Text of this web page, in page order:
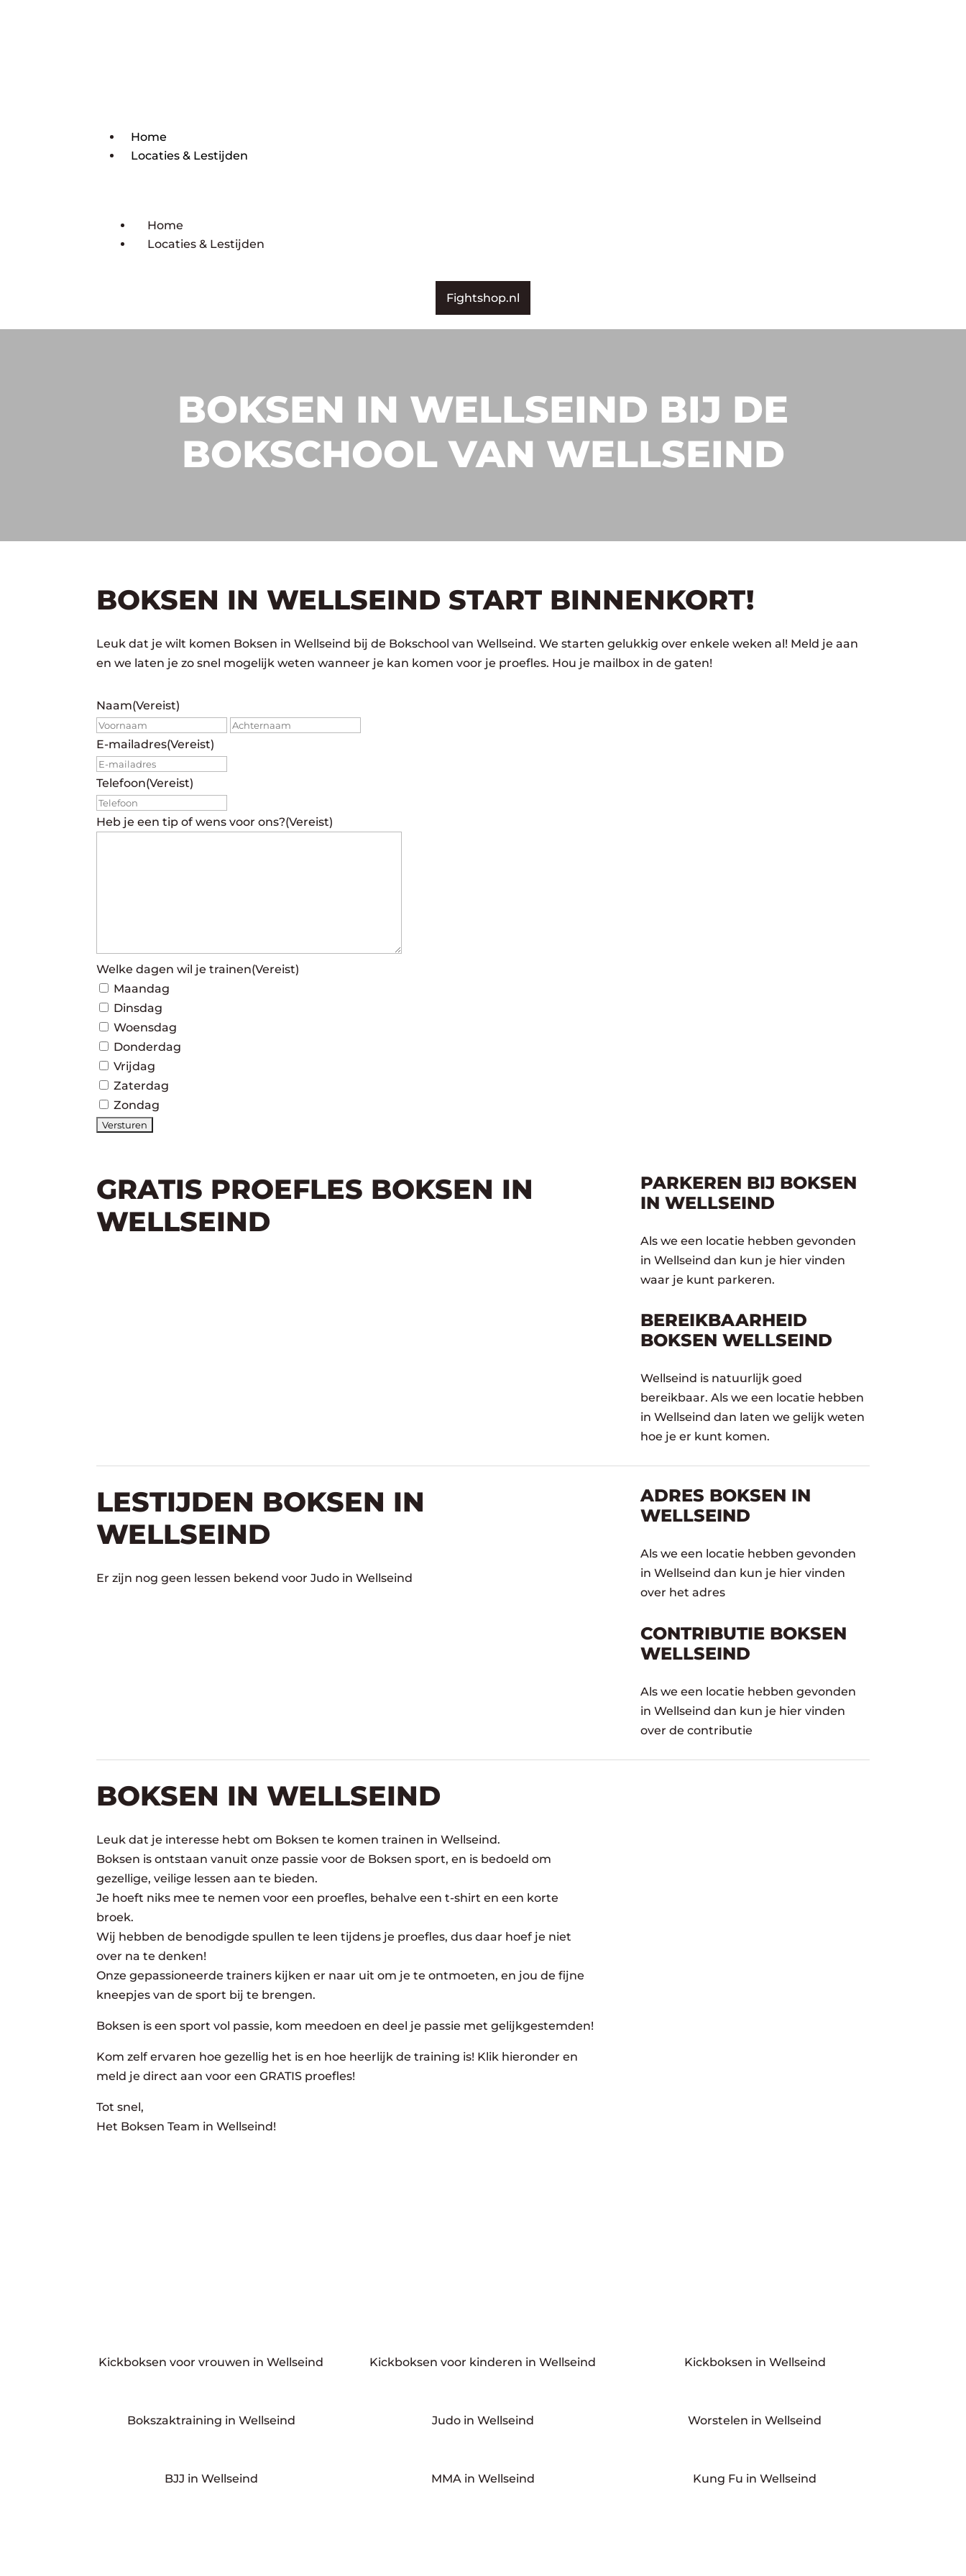
Home
Locaties & Lestijden
Home
Locaties & Lestijden
Fightshop.nl
BOKSEN IN WELLSEIND BIJ DE
BOKSCHOOL VAN WELLSEIND
BOKSEN IN WELLSEIND START BINNENKORT!
Leuk dat je wilt komen Boksen in Wellseind bij de Bokschool van Wellseind. We starten gelukkig over enkele weken al! Meld je aan
en we laten je zo snel mogelijk weten wanneer je kan komen voor je proefles. Hou je mailbox in de gaten!
Naam(Vereist)
Voornaam
E-mailadres(Vereist)
Telefoon(Vereist)
Heb je een tip of wens voor ons?(Vereist)
Welke dagen wil je trainen(Vereist)
Maandag
Dinsdag
Woensdag
Donderdag
Vrijdag
Zaterdag
Zondag
GRATIS PROEFLES BOKSEN IN
WELLSEIND
PARKEREN BIJ BOKSEN
IN WELLSEIND
Als we een locatie hebben gevonden
in Wellseind dan kun je hier vinden
waar je kunt parkeren.
BEREIKBAARHEID
BOKSEN WELLSEIND
Wellseind is natuurlijk goed
bereikbaar. Als we een locatie hebben
in Wellseind dan laten we gelijk weten
hoe je er kunt komen.
LESTIJDEN BOKSEN IN
WELLSEIND
Er zijn nog geen lessen bekend voor Judo in Wellseind
ADRES BOKSEN IN
WELLSEIND
Als we een locatie hebben gevonden
in Wellseind dan kun je hier vinden
over het adres
CONTRIBUTIE BOKSEN
WELLSEIND
Als we een locatie hebben gevonden
in Wellseind dan kun je hier vinden
over de contributie
BOKSEN IN WELLSEIND
Leuk dat je interesse hebt om Boksen te komen trainen in Wellseind.
Boksen is ontstaan vanuit onze passie voor de Boksen sport, en is bedoeld om
gezellige, veilige lessen aan te bieden.
Je hoeft niks mee te nemen voor een proefles, behalve een t-shirt en een korte
broek.
Wij hebben de benodigde spullen te leen tijdens je proefles, dus daar hoef je niet
over na te denken!
Onze gepassioneerde trainers kijken er naar uit om je te ontmoeten, en jou de fijne
kneepjes van de sport bij te brengen.
Boksen is een sport vol passie, kom meedoen en deel je passie met gelijkgestemden!
Kom zelf ervaren hoe gezellig het is en hoe heerlijk de training is! Klik hieronder en
meld je direct aan voor een GRATIS proefles!
Tot snel,
Het Boksen Team in Wellseind!
Kickboksen voor vrouwen in Wellseind Kickboksen voor kinderen in Wellseind Kickboksen in Wellseind
Bokszaktraining in Wellseind Judo in Wellseind Worstelen in Wellseind
BJJ in Wellseind MMA in Wellseind Kung Fu in Wellseind